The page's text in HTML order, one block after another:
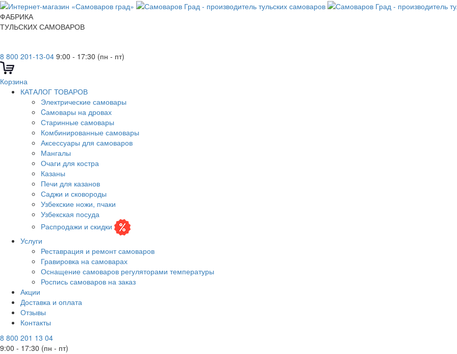
ФАБРИКА
ТУЛЬСКИХ САМОВАРОВ
8 800 201-13-04 9:00 - 17:30 (пн - пт)
Корзина
КАТАЛОГ ТОВАРОВ
Электрические самовары
Cамовары на дровах
Старинные самовары
Комбинированные самовары
Аксессуары для самоваров
Мангалы
Очаги для костра
Казаны
Печи для казанов
Саджи и сковороды
Узбекские ножи, пчаки
Узбекская посуда
Распродажи и скидки
Услуги
Реставрация и ремонт самоваров
Гравировка на самоварах
Оснащение самоваров регуляторами температуры
Роспись самоваров на заказ
Акции
Доставка и оплата
Отзывы
Контакты
8 800 201 13 04
9:00 - 17:30 (пн - пт)